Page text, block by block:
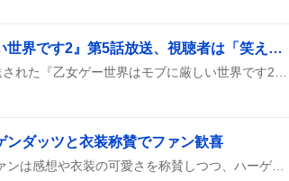
『乙女ゲー世界はモブに厳しい世界です2』第5話放送、視聴者は「笑える」「シリアス」に沸く
ンダッツと衣装称賛でファン歓喜
ツナらじイベントが開催され、ファンは感想や衣装の可愛さを称賛しつつ、ハーゲンダッツを楽しんだ様子がツイートで広がっている。イベントの熱気やスタッフへの感謝も語られ、次回参加への期待が高まっている。